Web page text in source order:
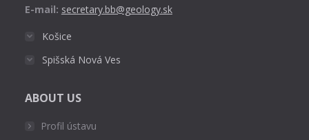
E-mail: secretary.bb@geology.sk
Košice
Spišská Nová Ves
ABOUT US
Profil ústavu